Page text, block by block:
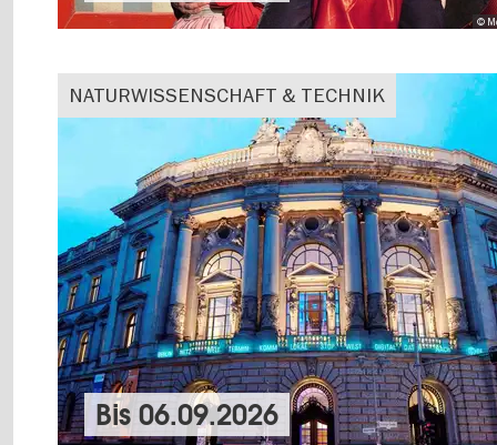
©
NATURWISSENSCHAFT & TECHNIK
Bis 06.09.2026